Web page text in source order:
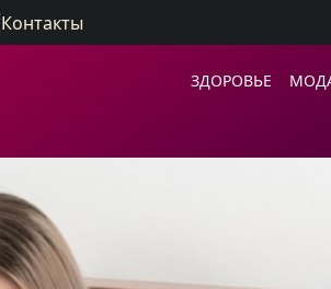
Контакты
ЗДОРОВЬЕ